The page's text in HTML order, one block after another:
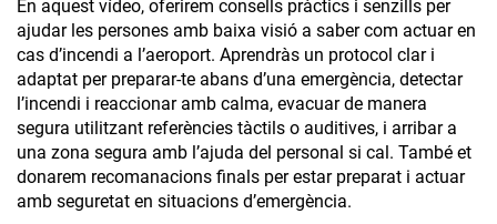
En aquest vídeo, oferirem consells pràctics i senzills per
ajudar les persones amb baixa visió a saber com actuar en
cas d’incendi a l’aeroport. Aprendràs un protocol clar i
adaptat per preparar-te abans d’una emergència, detectar
l’incendi i reaccionar amb calma, evacuar de manera
segura utilitzant referències tàctils o auditives, i arribar a
una zona segura amb l’ajuda del personal si cal. També et
donarem recomanacions finals per estar preparat i actuar
amb seguretat en situacions d’emergència.